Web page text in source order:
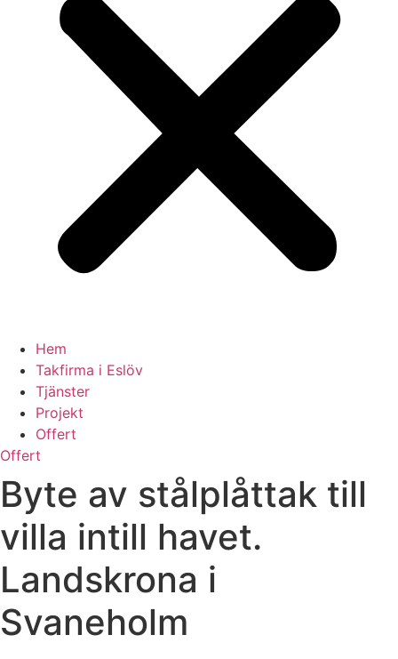
Hem
Takfirma i Eslöv
Tjänster
Projekt
Offert
Offert
Byte av stålplåttak till
villa intill havet.
Landskrona i
Svaneholm